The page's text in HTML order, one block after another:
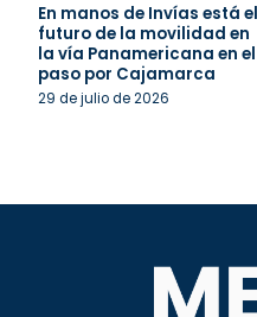
En manos de Invías está el
futuro de la movilidad en
la vía Panamericana en el
paso por Cajamarca
29 de julio de 2026